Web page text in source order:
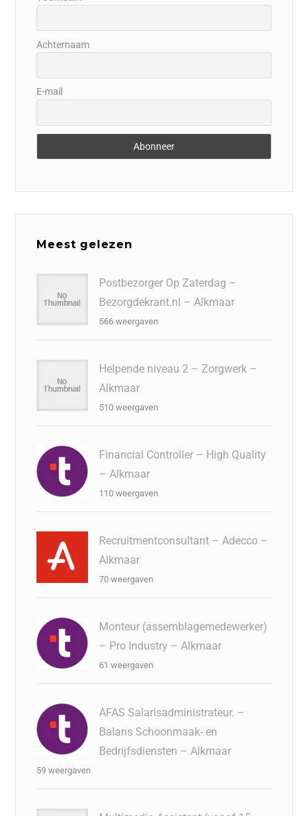
Achternaam
E-mail
Meest gelezen
Postbezorger Op Zaterdag –
Bezorgdekrant.nl – Alkmaar
566 weergaven
Helpende niveau 2 – Zorgwerk –
Alkmaar
510 weergaven
Financial Controller – High Quality
– Alkmaar
110 weergaven
Recruitmentconsultant – Adecco –
Alkmaar
70 weergaven
Monteur (assemblagemedewerker)
– Pro Industry – Alkmaar
61 weergaven
AFAS Salarisadministrateur. –
Balans Schoonmaak- en
Bedrijfsdiensten – Alkmaar
59 weergaven